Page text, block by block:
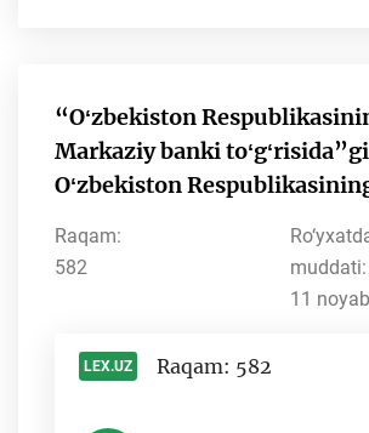
“Oʻzbekiston
Markaziy banki toʻgʻrisida”gi
Oʻzbekiston
Raqam:
582
muddati:
11
LEX.UZ Raqam: 582